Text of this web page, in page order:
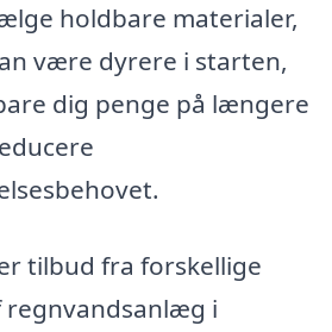
holdbare materialer,
være dyrere i starten,
dig penge på længere
tilbud fra forskellige
i